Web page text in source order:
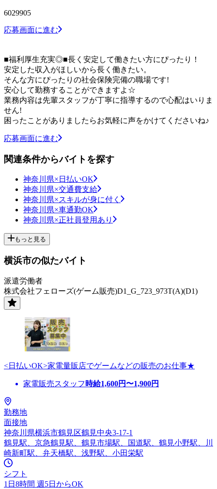
6029905
応募画面に進む
■福利厚生充実◎■長く安定して働きたい方にぴったり！
安定した収入がほしいから長く働きたい。
そんな方にぴったりの社会保険完備の職場です!
安心して勤務することができますよ☆
業務内容は先輩スタッフが丁寧に指導するので心配はいりま
せん!
困ったことがありましたらお気軽に声をかけてくださいね♪
応募画面に進む
関連条件からバイトを探す
神奈川県×日払いOK
神奈川県×交通費支給
神奈川県×スキルが身に付く
神奈川県×車通勤OK
神奈川県×正社員登用あり
もっと見る
横浜市の似たバイト
派遣労働者
株式会社フェローズ(ゲーム販売)D1_G_723_973T(A)(D1)
<日払いOK>家電量販店でゲームなどの販売のお仕事★
家電販売スタッフ 時給1,600円〜1,900円
勤務地
面接地
神奈川県横浜市鶴見区鶴見中央3-17-1
鶴見駅、京急鶴見駅、鶴見市場駅、国道駅、鶴見小野駅、川
崎新町駅、弁天橋駅、浅野駅、小田栄駅
シフト
1日8時間 週5日からOK